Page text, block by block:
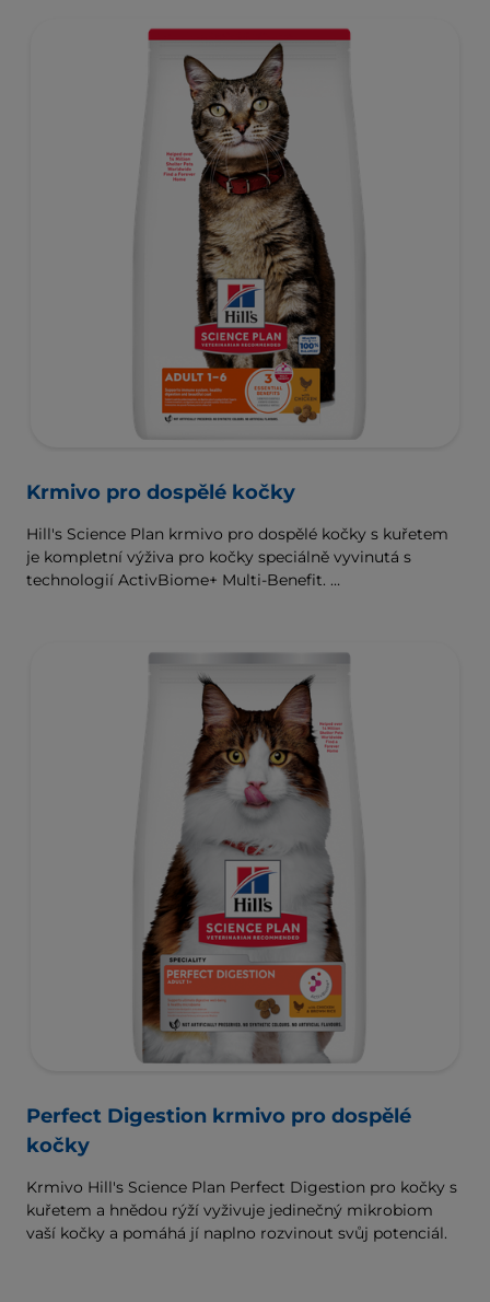
pomáhá udržovat zdravou hmotnost a zdravý životní styl.
Krmivo pro dospělé kočky
Hill's Science Plan krmivo pro dospělé kočky s kuřetem
je kompletní výživa pro kočky speciálně vyvinutá s
technologií ActivBiome+ Multi-Benefit.
Perfect Digestion krmivo pro dospělé
kočky
Krmivo Hill's Science Plan Perfect Digestion pro kočky s
kuřetem a hnědou rýží vyživuje jedinečný mikrobiom
vaší kočky a pomáhá jí naplno rozvinout svůj potenciál.